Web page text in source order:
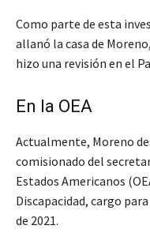
Como parte de esta
allanó la casa de
hizo una revisión en el
En la OEA
Actualmente, Moreno
comisionado del
Estados Americanos
Discapacidad, cargo
de 2021.